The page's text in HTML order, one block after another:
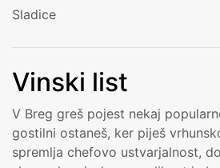
Sladice
Vinski list
V Breg greš pojest nekaj
gostilni ostaneš, ker piješ
spremlja chefovo ustvarjalnost,